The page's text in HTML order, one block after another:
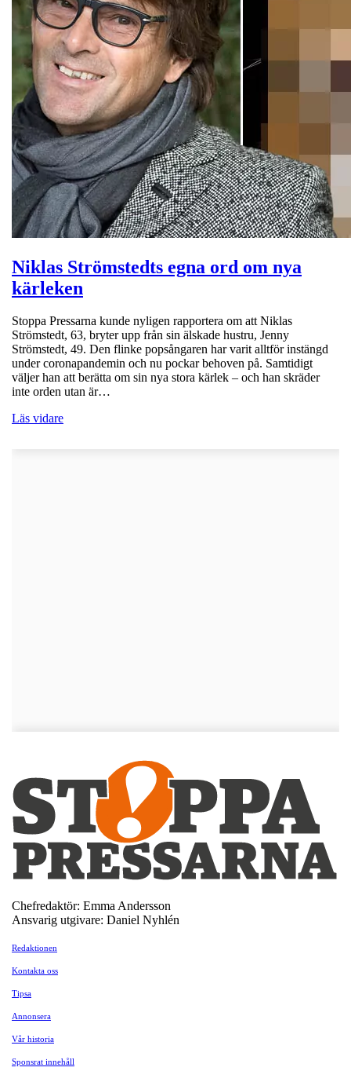
Niklas Strömstedts egna ord om nya
kärleken
Stoppa Pressarna kunde nyligen rapportera om att Niklas
Strömstedt, 63, bryter upp från sin älskade hustru, Jenny
Strömstedt, 49. Den flinke popsångaren har varit alltför instängd
under coronapandemin och nu pockar behoven på. Samtidigt
väljer han att berätta om sin nya stora kärlek – och han skräder
inte orden utan är…
Läs vidare
Chefredaktör: Emma Andersson
Ansvarig utgivare: Daniel Nyhlén
Redaktionen
Kontakta oss
Tipsa
Annonsera
Vår historia
Sponsrat innehåll